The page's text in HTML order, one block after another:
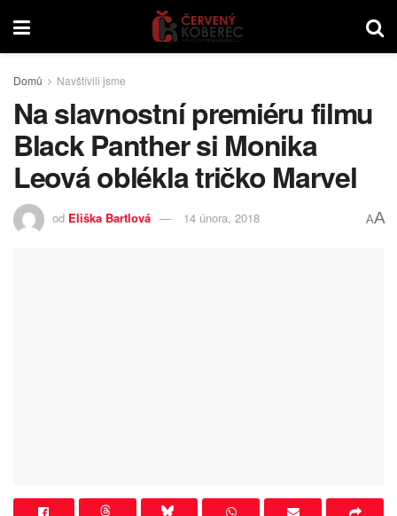
Domů Navštívili jsme
Na slavnostní premiéru filmu
Black Panther si Monika
Leová oblékla tričko Marvel
od Eliška Bartlová 14 února, 2018 AA